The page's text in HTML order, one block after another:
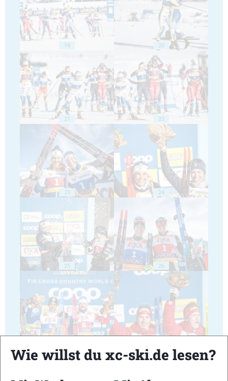
19 20
21 22
23 24
25 26
Wie willst du xc-ski.de lesen?